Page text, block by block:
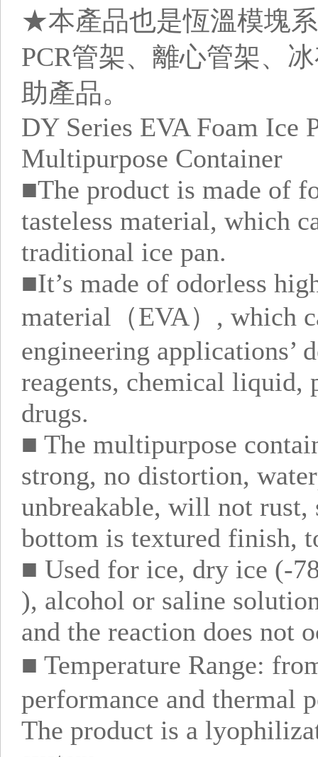
★本產品也是恆溫模塊
PCR管架、離心管架、
助產品。
DY Series EVA Foam Ice
Multipurpose Container
■The product is made of
tasteless material, which
traditional ice pan.
■It’s made of odorless
material（EVA）, which
engineering applications’
reagents, chemical liquid,
drugs.
■ The multipurpose
strong, no distortion,
unbreakable, will not rust,
bottom is textured finish,
■ Used for ice, dry ice (-
), alcohol or saline
and the reaction does not
■ Temperature Range:
performance and thermal
The product is a